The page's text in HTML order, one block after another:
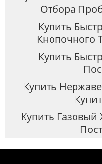
Отбора
Купить
Кнопочного
Купить
Купить
Купить Газовый